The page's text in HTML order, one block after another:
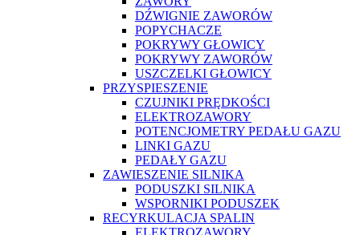
DŹWIGNIE ZAWORÓW
POPYCHACZE
POKRYWY GŁOWICY
POKRYWY ZAWORÓW
USZCZELKI GŁOWICY
PRZYSPIESZENIE
CZUJNIKI PRĘDKOŚCI
ELEKTROZAWORY
POTENCJOMETRY PEDAŁU GAZU
LINKI GAZU
PEDAŁY GAZU
ZAWIESZENIE SILNIKA
PODUSZKI SILNIKA
WSPORNIKI PODUSZEK
RECYRKULACJA SPALIN
ELEKTROZAWORY